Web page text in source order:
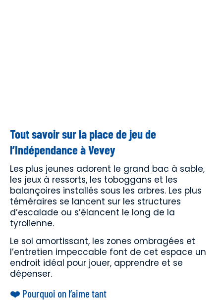
Tout savoir sur la place de jeu de
l’Indépendance à Vevey
Les plus jeunes adorent le grand bac à sable,
les jeux à ressorts, les toboggans et les
balançoires installés sous les arbres. Les plus
téméraires se lancent sur les structures
d’escalade ou s’élancent le long de la
tyrolienne.
Le sol amortissant, les zones ombragées et
l’entretien impeccable font de cet espace un
endroit idéal pour jouer, apprendre et se
dépenser.
❤️ Pourquoi on l’aime tant